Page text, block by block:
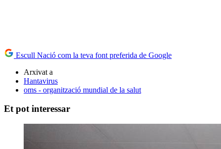
Escull Nació com la teva font preferida de Google
Arxivat a
Hantavirus
oms - organització mundial de la salut
Et pot interessar